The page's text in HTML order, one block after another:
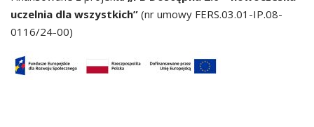
uczelnia dla wszystkich” (nr umowy FERS.03.01-IP.08-
0116/24-00)